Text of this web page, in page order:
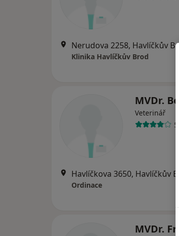
Nerudova 2258, Havlíčkův
Klinika Havlíčkův Brod
MVDr.
Veterinář
Havlíčkova 3650, Havlíčkův
Ordinace
MVDr.